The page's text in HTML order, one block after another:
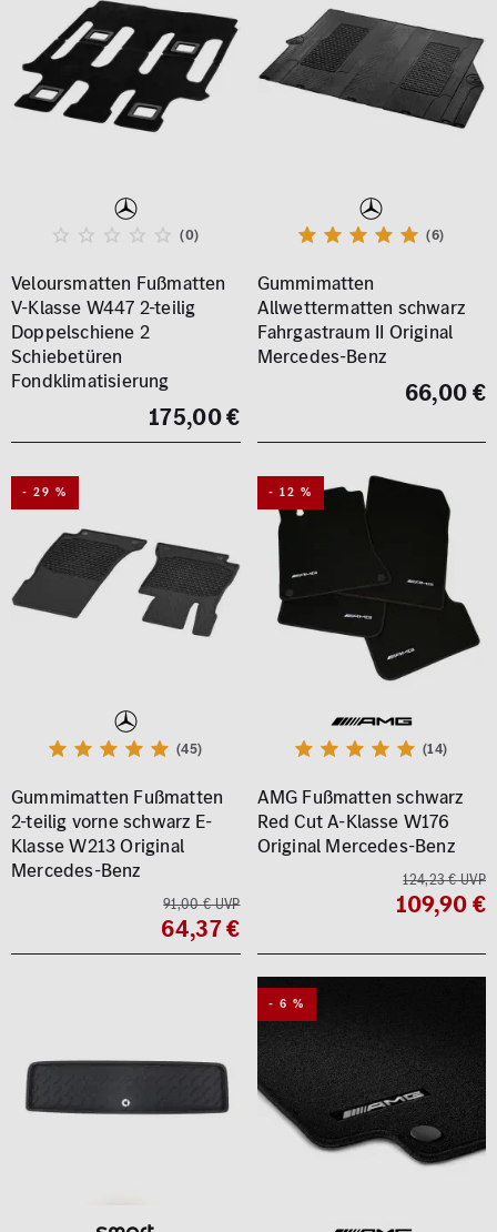
(0)
Veloursmatten Fußmatten
V-Klasse W447 2-teilig
Doppelschiene 2
Schiebetüren
Fondklimatisierung
175,00 €
(6)
Gummimatten
Allwettermatten schwarz
Fahrgastraum II Original
Mercedes-Benz
66,00 €
- 29 %
(45)
Gummimatten Fußmatten
2-teilig vorne schwarz E-
Klasse W213 Original
Mercedes-Benz
91,00 € UVP
64,37 €
- 12 %
(14)
AMG Fußmatten schwarz
Red Cut A-Klasse W176
Original Mercedes-Benz
124,23 € UVP
109,90 €
- 6 %